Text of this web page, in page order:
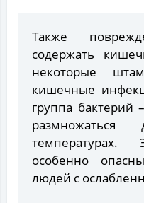
Также
содержать
некоторые
кишечные
группа бактерий –
температурах.
особенно
людей с